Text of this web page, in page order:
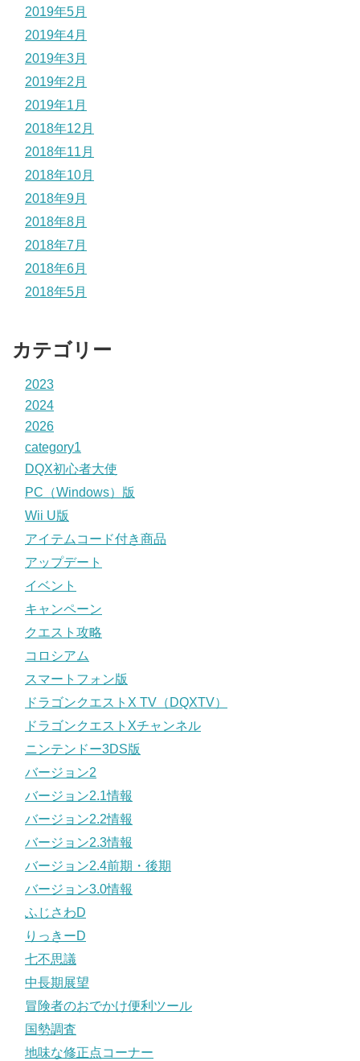
2019年5月
2019年4月
2019年3月
2019年2月
2019年1月
2018年12月
2018年11月
2018年10月
2018年9月
2018年8月
2018年7月
2018年6月
2018年5月
カテゴリー
2023
2024
2026
category1
DQX初心者大使
PC（Windows）版
Wii U版
アイテムコード付き商品
アップデート
イベント
キャンペーン
クエスト攻略
コロシアム
スマートフォン版
ドラゴンクエストX TV（DQXTV）
ドラゴンクエストXチャンネル
ニンテンドー3DS版
バージョン2
バージョン2.1情報
バージョン2.2情報
バージョン2.3情報
バージョン2.4前期・後期
バージョン3.0情報
ふじさわD
りっきーD
七不思議
中長期展望
冒険者のおでかけ便利ツール
国勢調査
地味な修正点コーナー